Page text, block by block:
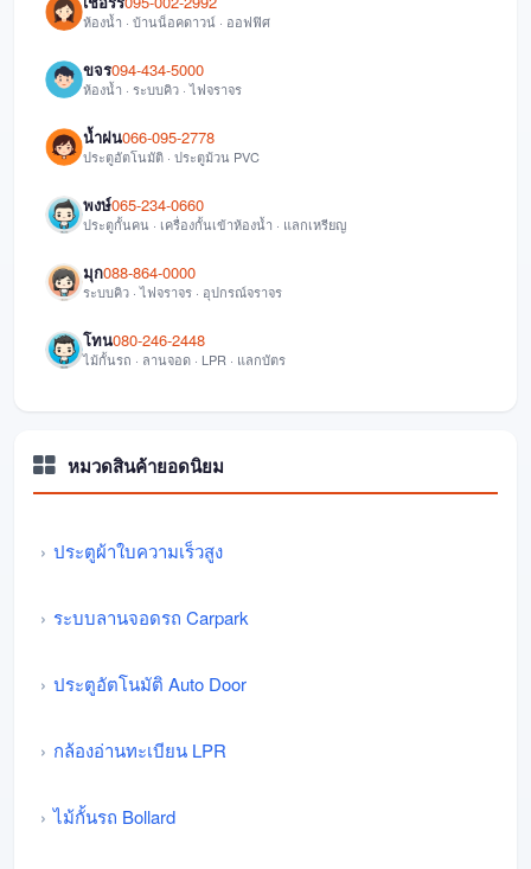
ห้องน้ำ · บ้านน็อคดาวน์ · ออฟฟิศ
ขจร094-434-5000
ห้องน้ำ · ระบบคิว · ไฟจราจร
น้ำฝน066-095-2778
ประตูอัตโนมัติ · ประตูม้วน PVC
พงษ์065-234-0660
ประตูกั้นคน · เครื่องกั้นเข้าห้องน้ำ · แลกเหรียญ
มุก088-864-0000
ระบบคิว · ไฟจราจร · อุปกรณ์จราจร
โทน080-246-2448
ไม้กั้นรถ · ลานจอด · LPR · แลกบัตร
หมวดสินค้ายอดนิยม
ประตูผ้าใบความเร็วสูง
ระบบลานจอดรถ Carpark
ประตูอัตโนมัติ Auto Door
กล้องอ่านทะเบียน LPR
ไม้กั้นรถ Bollard